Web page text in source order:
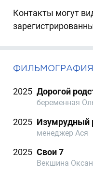
Контакты могут
ФИЛЬМОГРАФИЯ
2025 Дорогой
беременная
2025 Изумрудный
менеджер Ася
2025 Свои 7
Векшина